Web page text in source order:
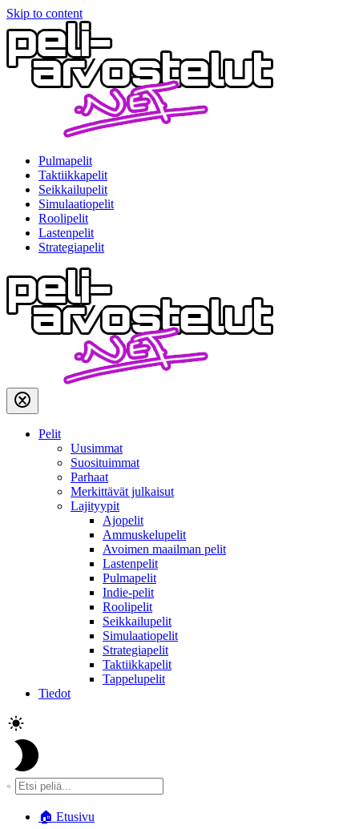
Skip to content
Pulmapelit
Taktiikkapelit
Seikkailupelit
Simulaatiopelit
Roolipelit
Lastenpelit
Strategiapelit
Pelit
Uusimmat
Suosituimmat
Parhaat
Merkittävät julkaisut
Lajityypit
Ajopelit
Ammuskelupelit
Avoimen maailman pelit
Lastenpelit
Pulmapelit
Indie-pelit
Roolipelit
Seikkailupelit
Simulaatiopelit
Strategiapelit
Taktiikkapelit
Tappelupelit
Tiedot
🏠 Etusivu